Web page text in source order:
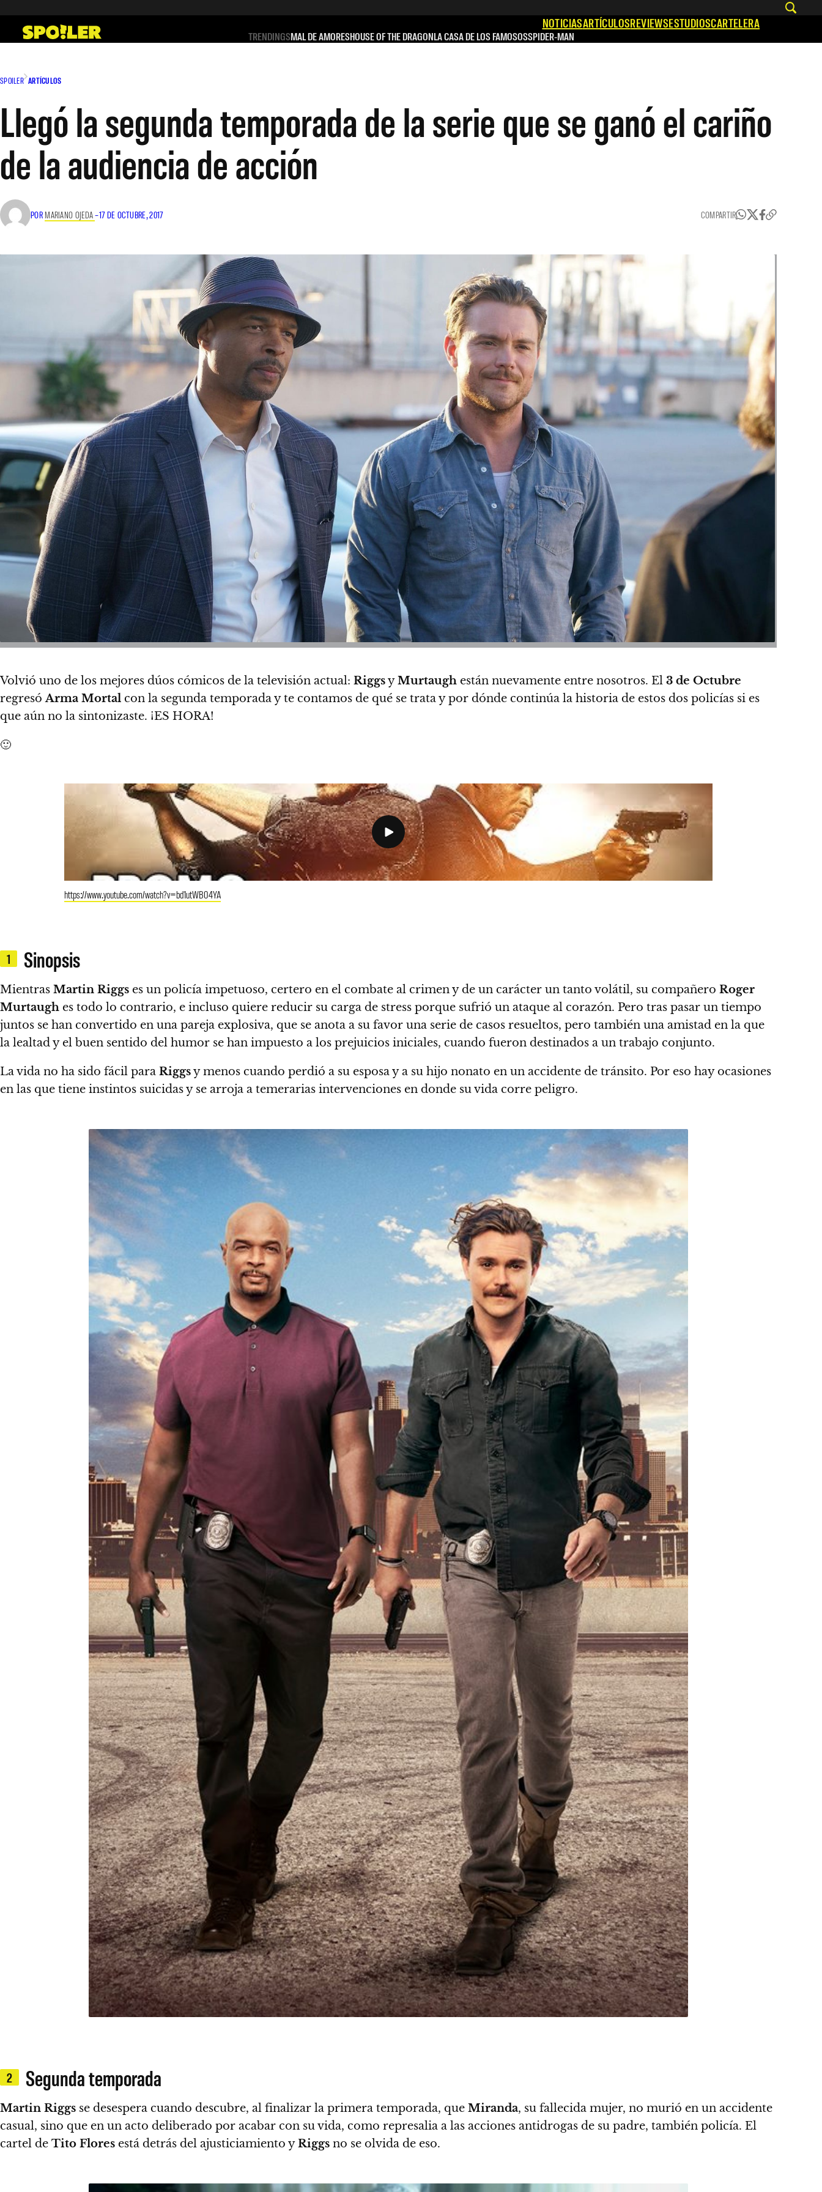
contenido
NOTICIASARTÍCULOSREVIEWSESTUDIOSCARTELERA
TRENDINGSMAL DE AMORESHOUSE OF THE DRAGONLA CASA DE LOS FAMOSOSSPIDER-MAN
SPOILER ARTÍCULOS
Llegó la segunda temporada de la serie que se ganó el cariño
de la audiencia de acción
POR MARIANO OJEDA–17 DE OCTUBRE, 2017 COMPARTIR
Volvió uno de los mejores dúos cómicos de la televisión actual: RiggsyMurtaugh están nuevamente entre nosotros. El 3 de Octubre
regresóArma Mortal con la segunda temporaday te contamos de qué se trata y por dónde continúa la historia de estos dos policías si es
que aún no la sintonizaste. ¡ES HORA!
🙂
https://www.youtube.com/watch?v=bd1utWB04YA
1 Sinopsis
Mientras Martin Riggs es un policía impetuoso, certero en el combate al crimen y de un carácter un tanto volátil, su compañero Roger
Murtaugh es todo lo contrario, e incluso quiere reducir su carga de stress porque sufrió un ataque al corazón. Pero tras pasar un tiempo
juntos se han convertido en una pareja explosiva, que se anota a su favor una serie de casos resueltos, pero también una amistad en la que
la lealtad y el buen sentido del humor se han impuesto a los prejuicios iniciales, cuando fueron destinados a un trabajo conjunto.
La vida no ha sido fácil para Riggsy menos cuando perdió a su esposa y a su hijo nonato en un accidente de tránsito. Por eso hay ocasiones
en las que tiene instintos suicidas y se arroja a temerarias intervenciones en donde su vida corre peligro.
2 Segunda temporada
Martin Riggs se desespera cuando descubre, al finalizar la primera temporada, que Miranda, su fallecida mujer, no murió en un accidente
casual, sino que en un acto deliberado por acabar con su vida, como represalia a las acciones antidrogas de su padre, también policía. El
cartel de Tito Flores está detrás del ajusticiamiento yRiggs no se olvida de eso.